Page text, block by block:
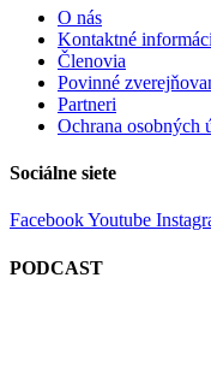
O nás
Kontaktné
Členovia
Povinné
Partneri
Ochrana osobných
Sociálne siete
FacebookYoutube
PODCAST